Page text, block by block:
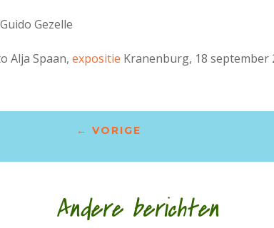
Gezelle
Alja Spaan,expositie Kranenburg, 18 september
← VORIGE
Andere berichten